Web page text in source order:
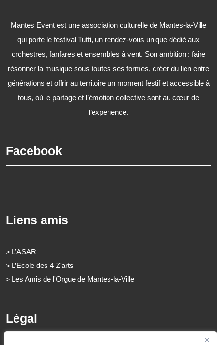
Mantes Event est une association culturelle de Mantes-la-Ville
qui porte le festival Tutti, un rendez-vous unique dédié aux
orchestres, fanfares et ensembles à vent. Son ambition : faire
résonner la musique sous toutes ses formes, créer du lien entre
générations et offrir au territoire un moment festif et accessible à
tous, où le partage et l’émotion collective sont au cœur de
l’expérience.
Facebook
Liens amis
> L’ASAR
> L’Ecole des 4 Z'arts
> Les Amis de l'Orgue de Mantes-la-Ville
Légal